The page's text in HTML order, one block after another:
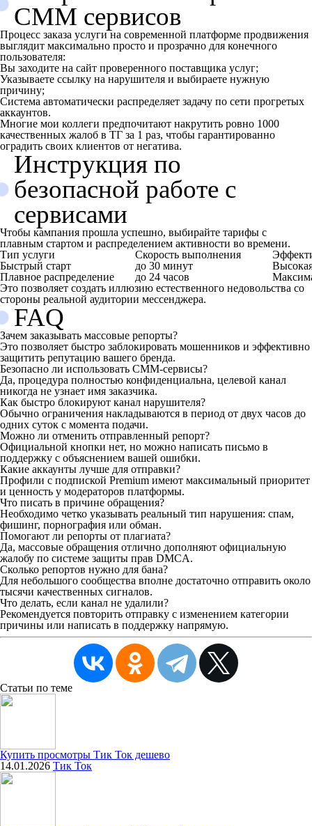
СММ сервисов
Процесс заказа услуги на современной платформе продвижения
выглядит максимально просто и прозрачно для конечного
пользователя:
Вы заходите на сайт проверенного поставщика услуг;
Указываете ссылку на нарушителя и выбираете нужную
причину;
Система автоматически распределяет задачу по сети прогретых
аккаунтов.
Многие мои коллеги предпочитают накрутить ровно 1000
качественных жалоб в ТГ за 1 раз, чтобы гарантированно
оградить своих клиентов от негатива.
Инструкция по
безопасной работе с
сервисами
Чтобы кампания прошла успешно, выбирайте тарифы с
плавным стартом и распределением активности во времени.
Тип услуги
Скорость выполнения
Быстрый старт
до 30 минут
Плавное распределение
до 24 часов
Это позволяет создать иллюзию естественного недовольства со
стороны реальной аудитории мессенджера.
FAQ
Зачем заказывать массовые репорты?
Это позволяет быстро заблокировать мошенников и эффективно
защитить репутацию вашего бренда.
Безопасно ли использовать СММ-сервисы?
Да, процедура полностью конфиденциальна, целевой канал
никогда не узнает имя заказчика.
Как быстро блокируют канал нарушителя?
Обычно ограничения накладываются в период от двух часов до
одних суток с момента подачи.
Можно ли отменить отправленный репорт?
Официальной кнопки нет, но можно написать письмо в
поддержку с объяснением вашей ошибки.
Какие аккаунты лучше для отправки?
Профили с подпиской Premium имеют максимальный приоритет
и ценность у модераторов платформы.
Что писать в причине обращения?
Необходимо четко указывать реальный тип нарушения: спам,
фишинг, порнография или обман.
Помогают ли репорты от плагиата?
Да, массовые обращения отлично дополняют официальную
жалобу по системе защиты прав DMCA.
Сколько репортов нужно для бана?
Для небольшого сообщества вполне достаточно отправить около
тысячи качественных сигналов.
Что делать, если канал не удалили?
Рекомендуется повторить отправку с изменением категории
причины или написать в поддержку напрямую.
Статьи по теме
Купить просмотры Тик Ток дешево
14.01.2026 Тик Ток